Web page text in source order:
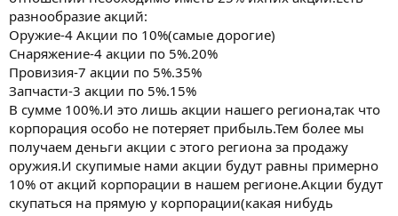
разнообразие акций:
Оружие-4 Акции по 10%(самые дорогие)
Снаряжение-4 акции по 5%.20%
Провизия-7 акции по 5%.35%
Запчасти-3 акции по 5%.15%
В сумме 100%.И это лишь акции нашего региона,так что
корпорация особо не потеряет прибыль.Тем более мы
получаем деньги акции с этого региона за продажу
оружия.И скупимые нами акции будут равны примерно
10% от акций корпорации в нашем регионе.Акции будут
скупаться на прямую у корпорации(какая нибудь